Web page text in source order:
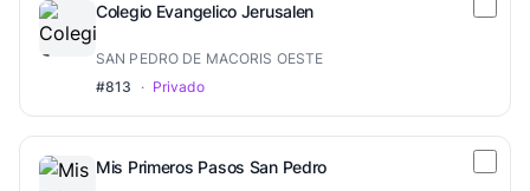
Colegio Evangelico Jerusalen
SAN PEDRO DE MACORIS OESTE
#813
· Privado
Mis Primeros Pasos San Pedro